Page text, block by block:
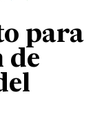
para
de